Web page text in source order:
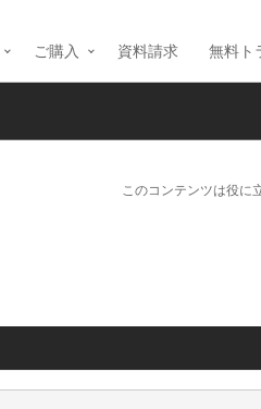
ご購入 資料請求 無料
このコンテンツは役に